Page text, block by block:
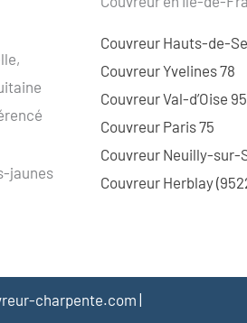
Couvreur Hauts-de-
Couvreur Yvelines 78
Couvreur Val-d’Oise 95
Couvreur Paris 75
Couvreur Neuilly-sur-
Couvreur Herblay
charpente.com |